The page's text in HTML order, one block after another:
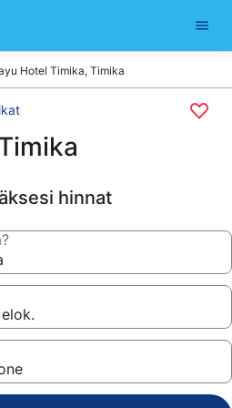
Hotel Timika, Timika
hinnat